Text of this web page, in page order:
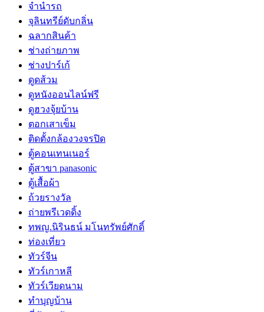
จำนำรถ
จุลินทรีย์ดับกลิ่น
ฉลากสินค้า
ช่างถ่ายภาพ
ช่างปาร์เก้
ดูดส้วม
ดูหนังออนไลน์ฟรี
ดูฮวงจุ้ยบ้าน
ตอกเสาเข็ม
ติดตั้งกล้องวงจรปิด
ตู้คอนเทนเนอร์
ตู้สาขา panasonic
ตู้เสื้อผ้า
ถ้วยรางวัล
ถ่ายพรีเวดดิ้ง
ทพญ.นิรินธน์ มโนทรัพย์ศักดิ์
ท่องเที่ยว
ทัวร์จีน
ทัวร์เกาหลี
ทัวร์เวียดนาม
ทำบุญบ้าน